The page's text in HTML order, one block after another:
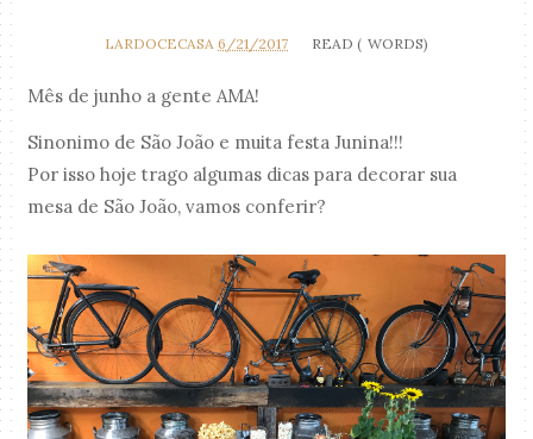
LARDOCECASA 6/21/2017 READ ( WORDS)
Mês de junho a gente AMA!
Sinonimo de São João e muita festa Junina!!!
Por isso hoje trago algumas dicas para decorar sua
mesa de São João, vamos conferir?